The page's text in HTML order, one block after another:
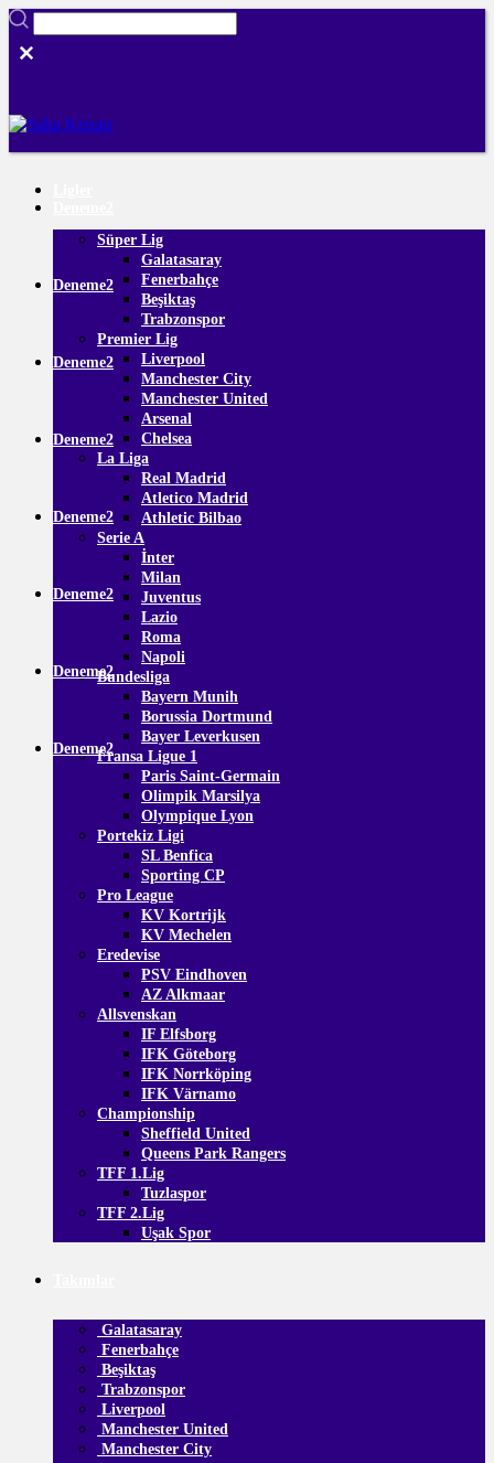
Süper Lig
Galatasaray
Fenerbahçe
Beşiktaş
Trabzonspor
Premier Lig
Liverpool
Manchester City
Manchester United
Arsenal
Chelsea
La Liga
Real Madrid
Atletico Madrid
Athletic Bilbao
Serie A
İnter
Milan
Juventus
Lazio
Roma
Napoli
Bundesliga
Bayern Munih
Borussia Dortmund
Bayer Leverkusen
Fransa Ligue 1
Paris Saint-Germain
Olimpik Marsilya
Olympique Lyon
Portekiz Ligi
SL Benfica
Sporting CP
Pro League
KV Kortrijk
KV Mechelen
Eredevise
PSV Eindhoven
AZ Alkmaar
Allsvenskan
IF Elfsborg
IFK Göteborg
IFK Norrköping
IFK Värnamo
Championship
Sheffield United
Queens Park Rangers
TFF 1.Lig
Tuzlaspor
TFF 2.Lig
Uşak Spor
Galatasaray
Fenerbahçe
Beşiktaş
Trabzonspor
Liverpool
Manchester United
Manchester City
Deneme2
Deneme2
Deneme2
Deneme2
Deneme2
Deneme2
Deneme2